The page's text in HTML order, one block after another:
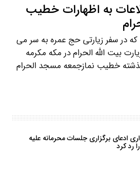
به اظهارات خطیب
که در سفر زیارتی حج عمره به سر می
بیت الله الحرام در مکه مکرمه
خطیب نمازجمعه مسجد الحرام
ادعای برگزاری جلسات محرمانه علیه
رد کرد